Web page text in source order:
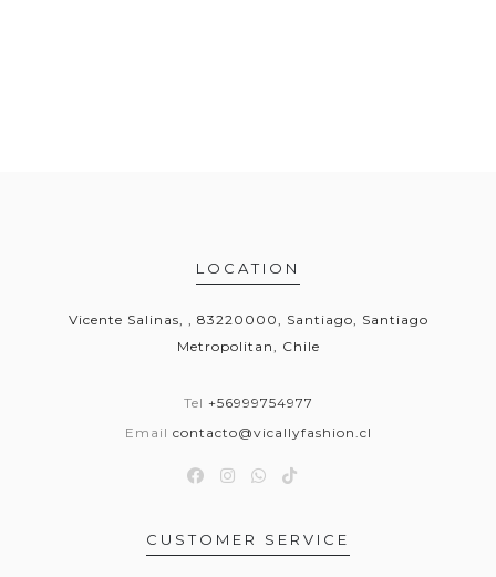
LOCATION
Vicente Salinas, , 83220000, Santiago, Santiago
Metropolitan, Chile
Tel +56999754977
Email contacto@vicallyfashion.cl
CUSTOMER SERVICE